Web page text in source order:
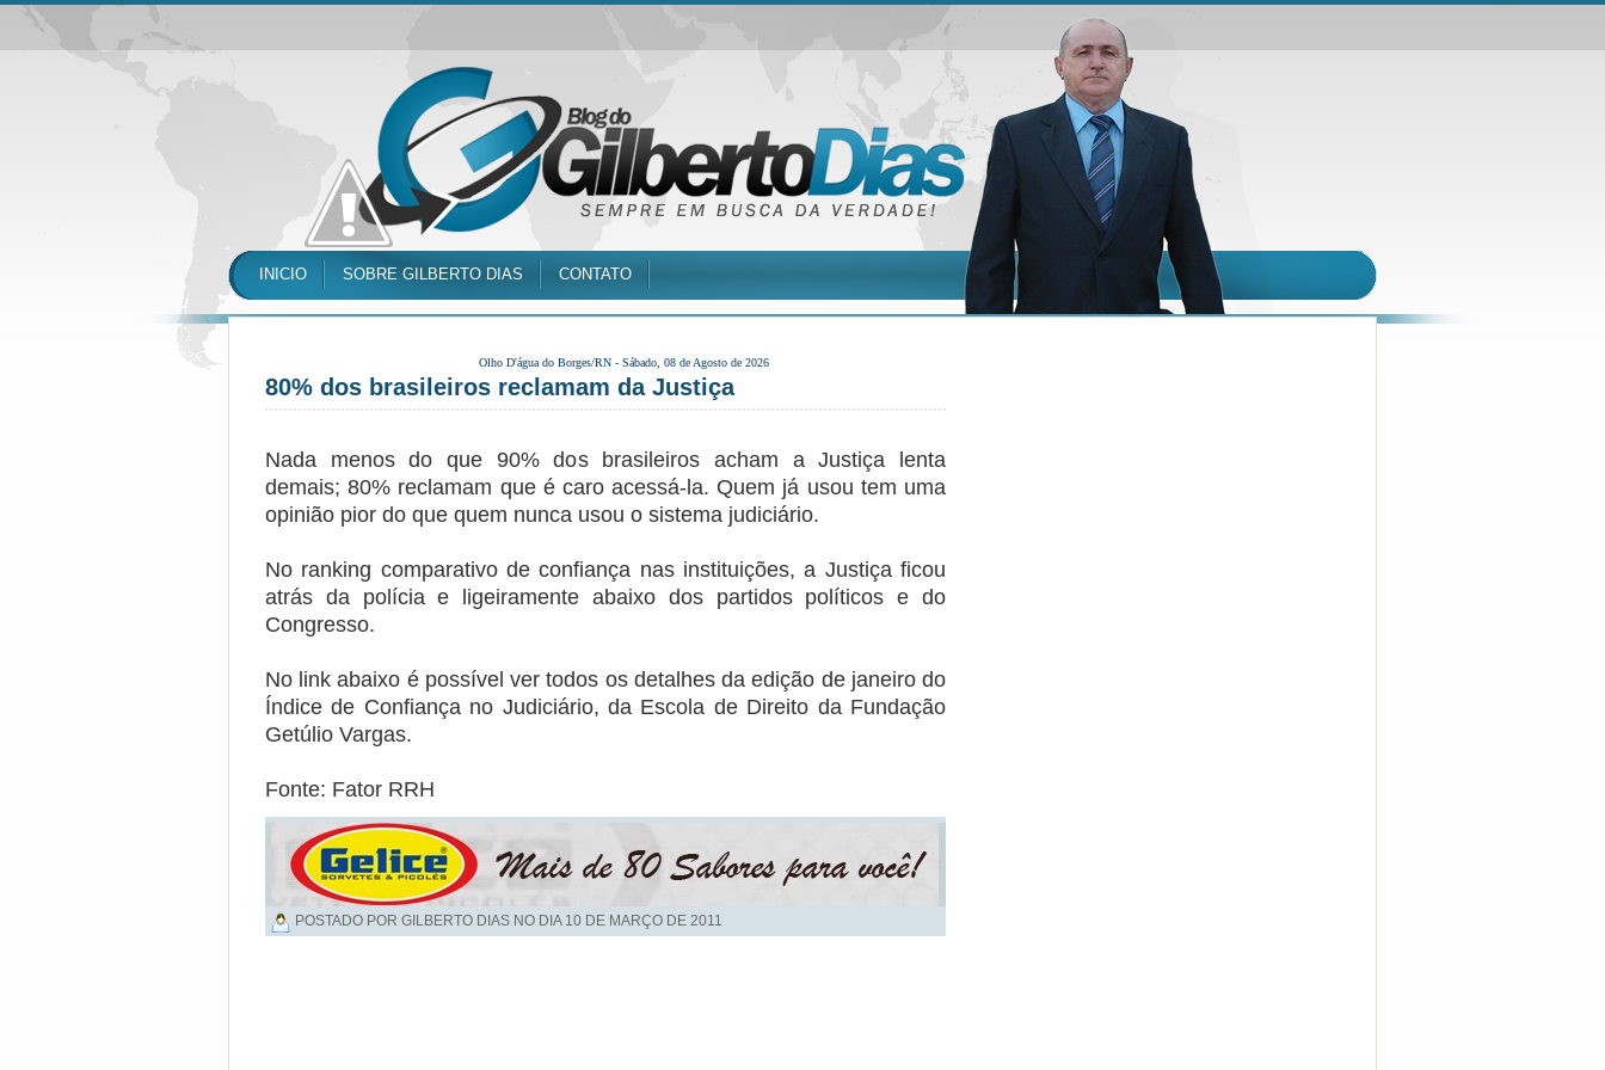
INICIO SOBRE GILBERTO DIAS CONTATO
Olho D'água do Borges/RN - Sábado, 08 de Agosto de 2026
80% dos brasileiros reclamam da Justiça
Nada menos do que 90% dos brasileiros acham a Justiça lenta
demais; 80% reclamam que é caro acessá-la. Quem já usou tem uma
opinião pior do que quem nunca usou o sistema judiciário.
No ranking comparativo de confiança nas instituições, a Justiça ficou
atrás da polícia e ligeiramente abaixo dos partidos políticos e do
Congresso.
No link abaixo é possível ver todos os detalhes da edição de janeiro do
Índice de Confiança no Judiciário, da Escola de Direito da Fundação
Getúlio Vargas.
Fonte: Fator RRH
POSTADO POR GILBERTO DIAS NO DIA 10 DE MARÇO DE 2011